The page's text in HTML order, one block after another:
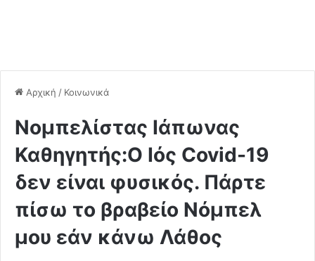
Αρχική / Κοινωνικά
Νομπελίστας Ιάπωνας
Καθηγητής:Ο Ιός Covid-19
δεν είναι φυσικός. Πάρτε
πίσω το βραβείο Νόμπελ
μου εάν κάνω Λάθος